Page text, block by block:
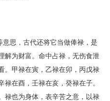
思，古代还将它当做俸禄，是
解为财富。命中占禄，无伤食泄
。甲禄在寅，乙禄在卯，丙戊禄
在酉，壬禄在亥，癸禄在子。
禄也为身体，表辛苦之意，以禄